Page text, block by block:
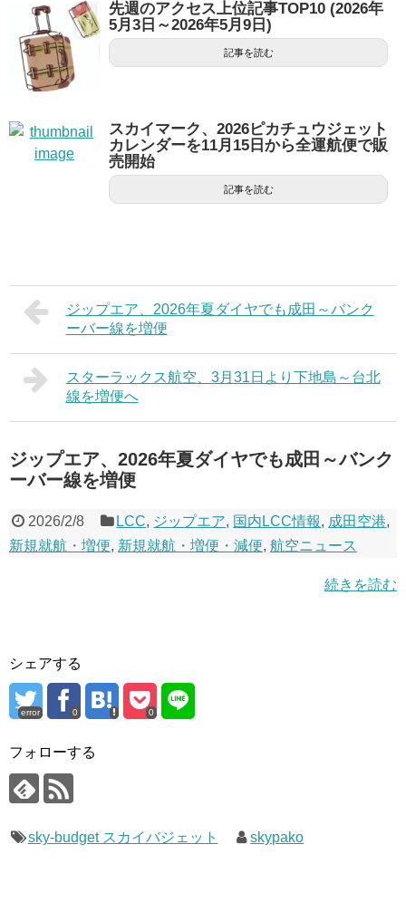
先週のアクセス上位記事TOP10 (2026年
5月3日～2026年5月9日)
記事を読む
スカイマーク、2026ピカチュウジェット
カレンダーを11月15日から全運航便で販
売開始
記事を読む
ジップエア、2026年夏ダイヤでも成田～バンク
ーバー線を増便
スターラックス航空、3月31日より下地島～台北
線を増便へ
ジップエア、2026年夏ダイヤでも成田～バンク
ーバー線を増便
2026/2/8 LCC, ジップエア, 国内LCC情報, 成田空港,
新規就航・増便, 新規就航・増便・減便, 航空ニュース
続きを読む
シェアする
error 0 0
フォローする
sky-budget スカイバジェット skypako